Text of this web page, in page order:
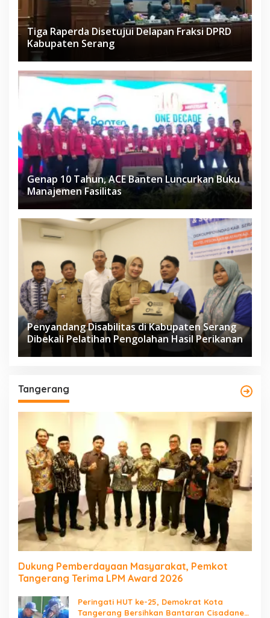
Tiga Raperda Disetujui Delapan Fraksi DPRD
Kabupaten Serang
Genap 10 Tahun, ACE Banten Luncurkan Buku
Manajemen Fasilitas
Penyandang Disabilitas di Kabupaten Serang
Dibekali Pelatihan Pengolahan Hasil Perikanan
Tangerang
Dukung Pemberdayaan Masyarakat, Pemkot
Tangerang Terima LPM Award 2026
Peringati HUT ke-25, Demokrat Kota
Tangerang Bersihkan Bantaran Cisadane